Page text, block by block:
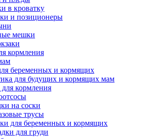
в кроватку
и позиционеры
мешки
кормления
беременных и кормящих
для будущих и кормящих мам
для кормления
на соски
трусы
для беременных и кормящих
для груди